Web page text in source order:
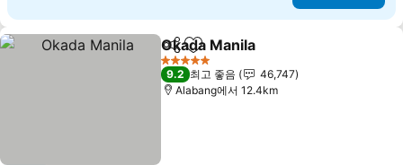
공유 즐겨찾기에 추가
Okada Manila
5 성급
9.2 최고 좋음
46,747
Alabang에서 12.4km